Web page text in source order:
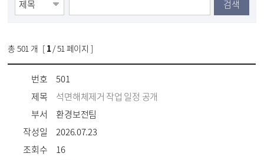
검색
총 501개 [ 1/ 51 페이지 ]
번호
501
제목
석면해체제거 작업 일정 공개
부서
환경보전팀
작성일
2026.07.23
조회수
16